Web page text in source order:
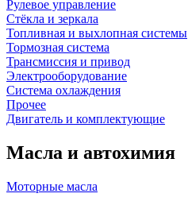
Рулевое управление
Стёкла и зеркала
Топливная и выхлопная системы
Тормозная система
Трансмиссия и привод
Электрооборудование
Система охлаждения
Прочее
Двигатель и комплектующие
Масла и автохимия
Моторные масла